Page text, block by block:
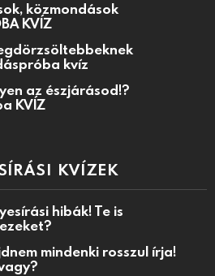
közmondások
KVÍZ
kvíz
az észjárásod!?
KVÍZ
KVÍZEK
hibák! Te is
mindenki rosszul írja!